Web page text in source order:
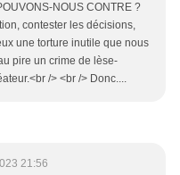
NOUS CONTRE ?
contester les décisions,
une torture inutile que nous
pire un crime de lèse-
/> <br /> Donc....
21:56